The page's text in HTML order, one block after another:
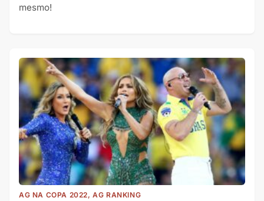
mesmo!
AG NA COPA 2022, AG RANKING